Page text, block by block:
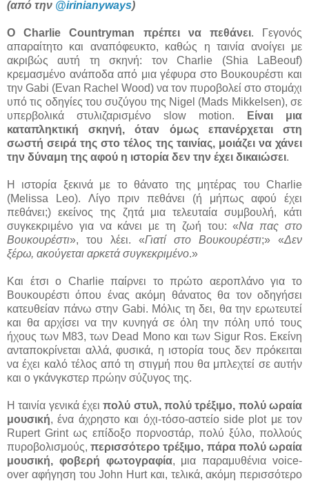
(από την @irinianyways)
Ο Charlie Countryman πρέπει να πεθάνει. Γεγονός
απαραίτητο και αναπόφευκτο, καθώς η ταινία ανοίγει με
ακριβώς αυτή τη σκηνή: τον Charlie (Shia LaBeouf)
κρεμασμένο ανάποδα από μια γέφυρα στο Βουκουρέστι και
την Gabi (Evan Rachel Wood) να τον πυροβολεί στο στομάχι
υπό τις οδηγίες του συζύγου της Nigel (Mads Mikkelsen), σε
υπερβολικά στυλιζαρισμένο slow motion.
Είναι μια
καταπληκτική σκηνή, όταν όμως επανέρχεται στη
σωστή σειρά της στο τέλος της ταινίας, μοιάζει να χάνει
την δύναμη της αφού η ιστορία δεν την έχει δικαιώσει.
Η ιστορία ξεκινά με το θάνατο της μητέρας του Charlie
(Melissa Leo). Λίγο πριν πεθάνει (ή μήπως αφού έχει
πεθάνει;) εκείνος της ζητά μια τελευταία συμβουλή, κάτι
συγκεκριμένο για να κάνει με τη ζωή του: «Να πας στο
Βουκουρέστι», του λέει. «Γιατί στο Βουκουρέστι;» «Δεν
ξέρω, ακούγεται αρκετά συγκεκριμένο.»
Και έτσι ο Charlie παίρνει το πρώτο αεροπλάνο για το
Βουκουρέστι όπου ένας ακόμη θάνατος θα τον οδηγήσει
κατευθείαν πάνω στην Gabi. Μόλις τη δει, θα την ερωτευτεί
και θα αρχίσει να την κυνηγά σε όλη την πόλη υπό τους
ήχους των M83, των Dead Mono και των Sigur Ros. Εκείνη
ανταποκρίνεται αλλά, φυσικά, η ιστορία τους δεν πρόκειται
να έχει καλό τέλος από τη στιγμή που θα μπλεχτεί σε αυτήν
και ο γκάνγκστερ πρώην σύζυγος της.
Η ταινία γενικά έχειπολύ στυλ, πολύ τρέξιμο, πολύ ωραία
μουσική, ένα άχρηστο και όχι-τόσο-αστείο side plot με τον
Rupert Grint ως επίδοξο πορνοστάρ, πολύ ξύλο, πολλούς
πυροβολισμούς,περισσότερο τρέξιμο, πάρα πολύ ωραία
μουσική, φοβερή φωτογραφία, μια παραμυθένια voice-
over αφήγηση του John Hurt και, τελικά, ακόμη περισσότερο